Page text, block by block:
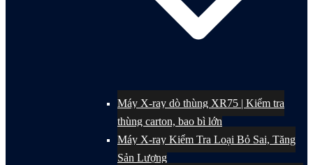
Máy X-ray dò thùng XR75 | Kiểm tra
thùng carton, bao bì lớn
Máy X-ray Kiểm Tra Loại Bỏ Sai, Tăng
Sản Lượng